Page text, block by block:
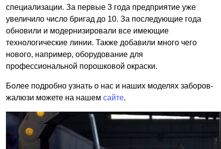
специализации. За первые 3 года предприятие уже
увеличило число бригад до 10. За последующие года
обновили и модернизировали все имеющие
технологические линии. Также добавили много чего
нового, например, оборудование для
профессиональной порошковой окраски.
Более подробно узнать о нас и наших моделях заборов-
жалюзи можете на нашем сайте.